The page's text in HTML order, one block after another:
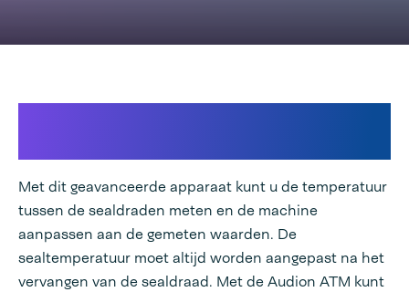
Met dit geavanceerde apparaat kunt u de temperatuur
tussen de sealdraden meten en de machine
aanpassen aan de gemeten waarden. De
sealtemperatuur moet altijd worden aangepast na het
vervangen van de sealdraad. Met de Audion ATM kunt